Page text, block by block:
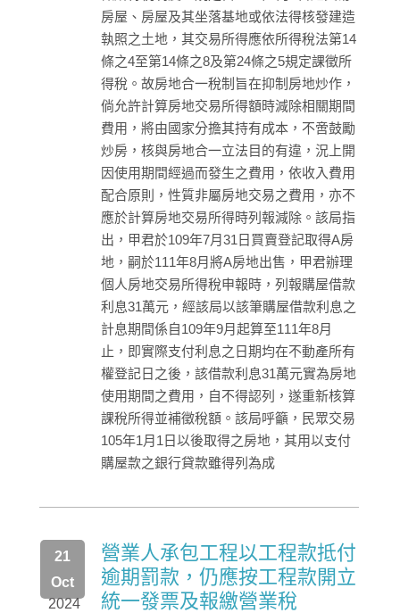
房屋、房屋及其坐落基地或依法得核發建造
執照之土地，其交易所得應依所得稅法第14
條之4至第14條之8及第24條之5規定課徵所
得稅。故房地合一稅制旨在抑制房地炒作，
倘允許計算房地交易所得額時減除相關期間
費用，將由國家分擔其持有成本，不啻鼓勵
炒房，核與房地合一立法目的有違，況上開
因使用期間經過而發生之費用，依收入費用
配合原則，性質非屬房地交易之費用，亦不
應於計算房地交易所得時列報減除。該局指
出，甲君於109年7月31日買賣登記取得A房
地，嗣於111年8月將A房地出售，甲君辦理
個人房地交易所得稅申報時，列報購屋借款
利息31萬元，經該局以該筆購屋借款利息之
計息期間係自109年9月起算至111年8月
止，即實際支付利息之日期均在不動產所有
權登記日之後，該借款利息31萬元實為房地
使用期間之費用，自不得認列，遂重新核算
課稅所得並補徵稅額。該局呼籲，民眾交易
105年1月1日以後取得之房地，其用以支付
購屋款之銀行貸款雖得列為成
2024
21
Oct
營業人承包工程以工程款抵付
逾期罰款，仍應按工程款開立
統一發票及報繳營業稅